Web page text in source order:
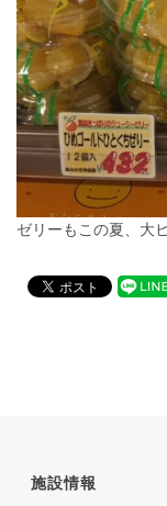
ゼリーもこの夏、大
施設情報